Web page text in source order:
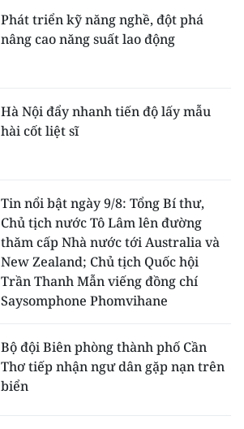
Phát triển kỹ năng nghề, đột phá
nâng cao năng suất lao động
Hà Nội đẩy nhanh tiến độ lấy mẫu
hài cốt liệt sĩ
Tin nổi bật ngày 9/8: Tổng Bí thư,
Chủ tịch nước Tô Lâm lên đường
thăm cấp Nhà nước tới Australia và
New Zealand; Chủ tịch Quốc hội
Trần Thanh Mẫn viếng đồng chí
Saysomphone Phomvihane
Bộ đội Biên phòng thành phố Cần
Thơ tiếp nhận ngư dân gặp nạn trên
biển